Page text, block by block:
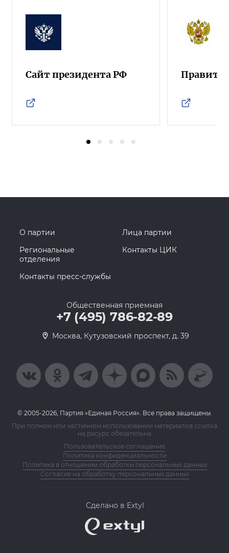
Сайт президента РФ
О партии
Лица партии
Региональные
отделения
Контакты ЦИК
Контакты пресс-службы
Общественная приемная
+7 (495) 786-82-89
Москва, Кутузовский проспект, д. 39
© 2005-2026, Партия «Единая Россия». Все права защищены.
При полном или частичном использовании материалов ссылка
на ресурс обязательна
Пользовательское соглашение
Политика конфиденциальности
Политика в отношении обработки персональных данных
Согласие на обработку персональных данных
Сделано в Extyl